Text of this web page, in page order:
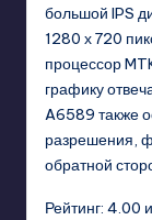
большой IPS
1280 х 720
процессор
графику
A6589 также
разрешения,
обратной
Рейтинг: 4.00